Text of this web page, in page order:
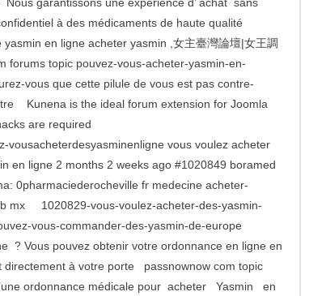
garantissons une expérience d’ achat sans
à des médicaments de haute qualité
en ligne acheter yasmin ,女主臺灣論壇|女王調
forums topic pouvez-vous-acheter-yasmin-en-
vous que cette pilule de vous est pas contre-
Kunena is the ideal forum extension for Joomla
are required
vousacheterdesyasminenligne vous voulez acheter
en ligne 2 months 2 weeks ago #1020849 boramed
0pharmaciederocheville fr medecine acheter-
mx 1020829-vous-voulez-acheter-des-yasmin-
vous-commander-des-yasmin-de-europe
Vous pouvez obtenir votre ordonnance en ligne en
directement à votre porte passnownow com topic
ordonnance médicale pour acheter Yasmin en